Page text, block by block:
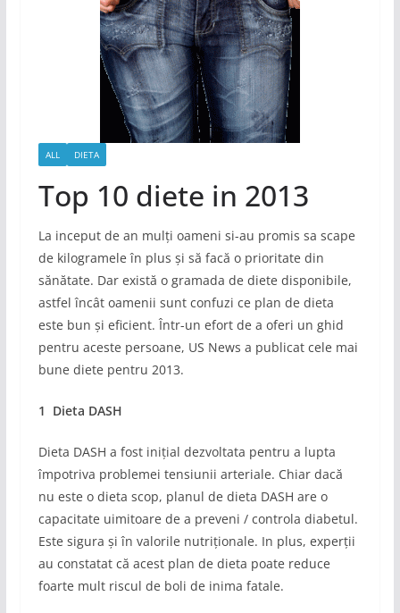
ALL DIETA
Top 10 diete in 2013
La inceput de an mulți oameni si-au promis sa scape
de kilogramele în plus și să facă o prioritate din
sănătate. Dar există o gramada de diete disponibile,
astfel încât oamenii sunt confuzi ce plan de dieta
este bun și eficient. Într-un efort de a oferi un ghid
pentru aceste persoane, US News a publicat cele mai
bune diete pentru 2013.
1 Dieta DASH
Dieta DASH a fost inițial dezvoltata pentru a lupta
împotriva problemei tensiunii arteriale. Chiar dacă
nu este o dieta scop, planul de dieta DASH are o
capacitate uimitoare de a preveni / controla diabetul.
Este sigura și în valorile nutriționale. In plus, experții
au constatat că acest plan de dieta poate reduce
foarte mult riscul de boli de inima fatale.